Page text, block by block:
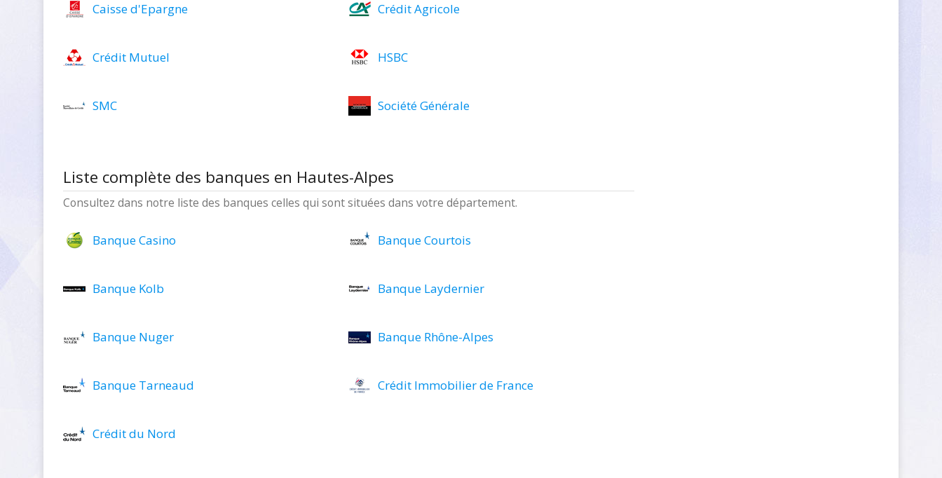
Caisse d'Epargne Crédit Agricole
Crédit Mutuel HSBC
SMC Société Générale
Liste complète des banques en Hautes-Alpes
Consultez dans notre liste des banques celles qui sont situées dans votre département.
Banque Casino Banque Courtois
Banque Kolb Banque Laydernier
Banque Nuger Banque Rhône-Alpes
Banque Tarneaud Crédit Immobilier de France
Crédit du Nord